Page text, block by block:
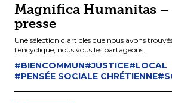
Magnifica Humanitas –
presse
Une sélection d'articles que nous avons
l'encyclique, nous vous les partageons.
#BIENCOMMUN#JUSTICE#LOCAL
#PENSÉE SOCIALE CHRÉTIENNE